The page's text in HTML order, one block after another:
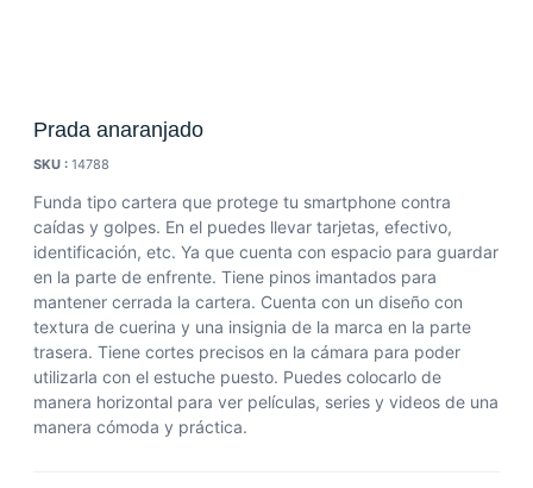
Prada anaranjado
SKU : 14788
Funda tipo cartera que protege tu smartphone contra
caídas y golpes. En el puedes llevar tarjetas, efectivo,
identificación, etc. Ya que cuenta con espacio para guardar
en la parte de enfrente. Tiene pinos imantados para
mantener cerrada la cartera. Cuenta con un diseño con
textura de cuerina y una insignia de la marca en la parte
trasera. Tiene cortes precisos en la cámara para poder
utilizarla con el estuche puesto. Puedes colocarlo de
manera horizontal para ver películas, series y videos de una
manera cómoda y práctica.